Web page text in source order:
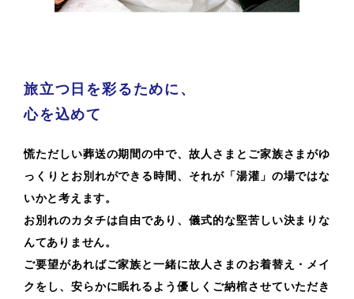
旅立つ日を彩るために、
心を込めて
慌ただしい葬送の期間の中で、故人さまとご家族さまがゆ
っくりとお別れができる時間、それが「湯灌」の場ではな
いかと考えます。
お別れのカタチは自由であり、儀式的な堅苦しい決まりな
んてありません。
ご要望があればご家族と一緒に故人さまのお着替え・メイ
クをし、安らかに眠れるよう優しくご納棺させていただき